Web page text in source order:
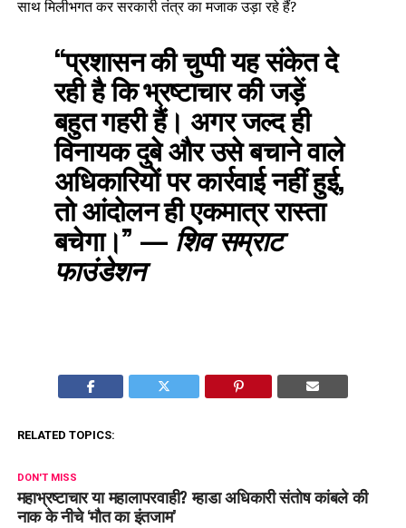
साथ मिलीभगत कर सरकारी तंत्र का मजाक उड़ा रहे हैं?
“प्रशासन की चुप्पी यह संकेत दे
रही है कि भ्रष्टाचार की जड़ें
बहुत गहरी हैं। अगर जल्द ही
विनायक दुबे और उसे बचाने वाले
अधिकारियों पर कार्रवाई नहीं हुई,
तो आंदोलन ही एकमात्र रास्ता
बचेगा।” — शिव सम्राट
फाउंडेशन
RELATED TOPICS:
DON'T MISS
महाभ्रष्टाचार या महालापरवाही? म्हाडा अधिकारी संतोष कांबले की
नाक के नीचे ‘मौत का इंतजाम’